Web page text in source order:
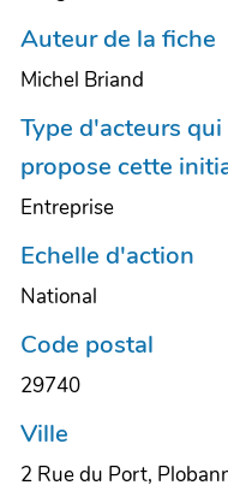
Auteur de la fiche
Michel Briand
Type d'acteurs qui
propose cette
Entreprise
Echelle d'action
National
Code postal
29740
Ville
2 Rue du Port,